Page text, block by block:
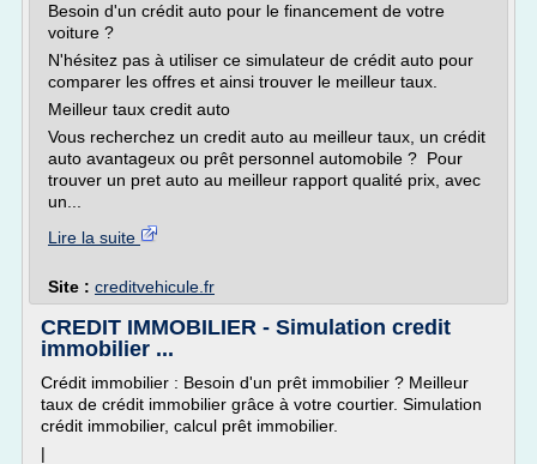
Besoin d'un crédit auto pour le financement de votre
voiture ?
N'hésitez pas à utiliser ce simulateur de crédit auto pour
comparer les offres et ainsi trouver le meilleur taux.
Meilleur taux credit auto
Vous recherchez un credit auto au meilleur taux, un crédit
auto avantageux ou prêt personnel automobile ? Pour
trouver un pret auto au meilleur rapport qualité prix, avec
un...
Lire la suite
Site : creditvehicule.fr
CREDIT IMMOBILIER - Simulation credit
immobilier ...
Crédit immobilier : Besoin d'un prêt immobilier ? Meilleur
taux de crédit immobilier grâce à votre courtier. Simulation
crédit immobilier, calcul prêt immobilier.
|